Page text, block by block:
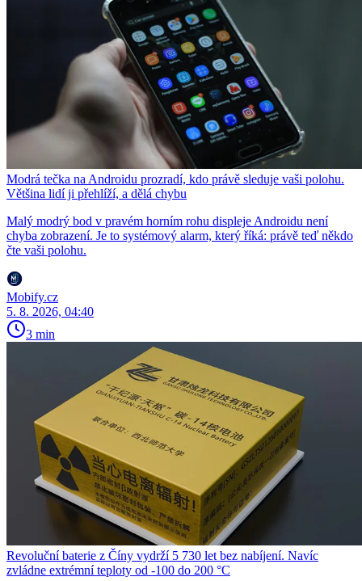
Modrá tečka na Androidu prozradí, kdo právě sleduje vaši polohu.
Většina lidí ji přehlíží, a dělá chybu
Malý modrý bod v pravém horním rohu displeje Androidu není
chyba zobrazení. Je to systémový alarm, který říká: právě teď někdo
čte vaši polohu.
Mobify.cz
5. 8. 2026, 04:40
3 min
Revoluční baterie z Číny vydrží 5 730 let bez nabíjení. Navíc
zvládne extrémní teploty od -100 do 200 °C